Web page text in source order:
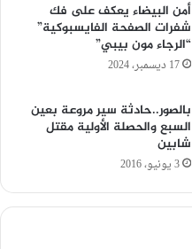
أمن البيضاء يعكف على فك
شفرات الصفحة الفايسبوكية”
“الرجاء مون بيبي”
17 ديسمبر، 2024
بالصور..حادثة سير مروعة بعين
السبع والحصلة الأولية مقتل
شابين
3 يونيو، 2016